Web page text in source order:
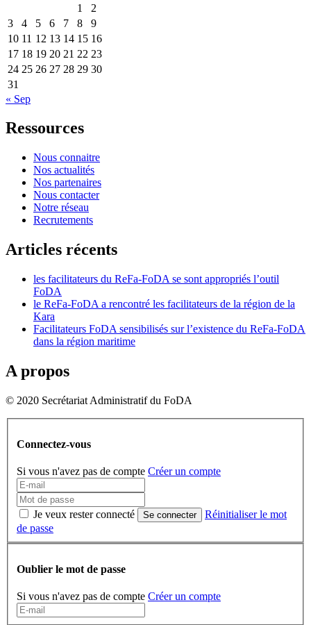
1
2
3
4 5 6 7 8
9
10 11 12 13 14 15 16
17 18 19 20 21 22 23
24 25 26 27 28 29 30
31
« Sep
Ressources
Nous connaitre
Nos actualités
Nos partenaires
Nous contacter
Notre réseau
Recrutements
Articles récents
les facilitateurs du ReFa-FoDA se sont appropriés l’outil
FoDA
le ReFa-FoDA a rencontré les facilitateurs de la région de la
Kara
Facilitateurs FoDA sensibilisés sur l’existence du ReFa-FoDA
dans la région maritime
A propos
© 2020 Secrétariat Administratif du FoDA
Connectez-vous
Si vous n'avez pas de compte Créer un compte
Je veux rester connecté Se connecter
Réinitialiser le mot
de passe
Oublier le mot de passe
Si vous n'avez pas de compte Créer un compte